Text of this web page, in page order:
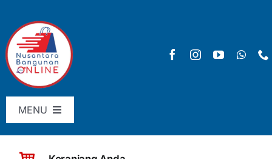
content
MENU
Menu Utama